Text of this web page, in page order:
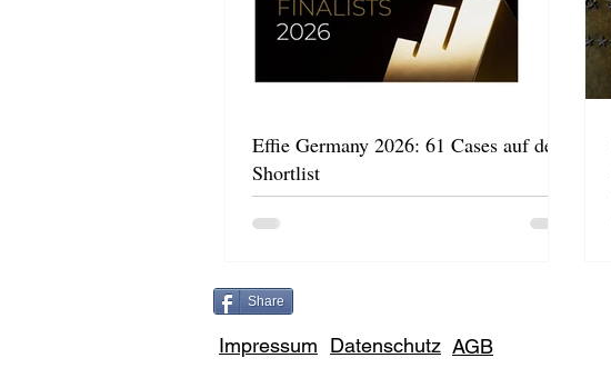
Effie Germany 2026: 61 Cases auf der
Shortlist
Share
Impressum Datenschutz AGB